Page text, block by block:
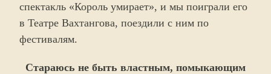
спектакль «Король умирает», и мы поиграли его
в Театре Вахтангова, поездили с ним по
фестивалям.
Стараюсь не быть властным, помыкающим